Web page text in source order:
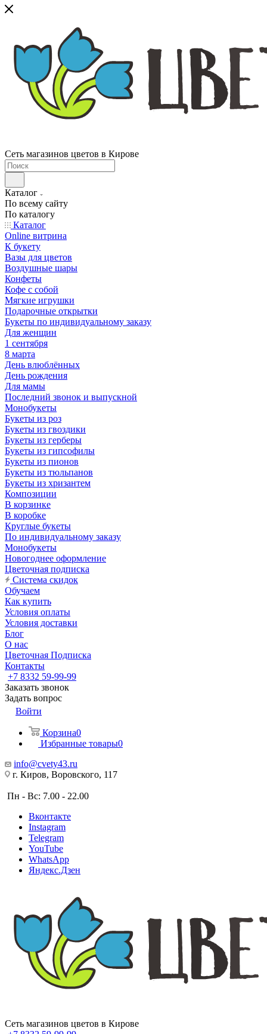
Сеть магазинов цветов в Кирове
Каталог
По всему сайту
По каталогу
Каталог
Online витрина
К букету
Вазы для цветов
Воздушные шары
Конфеты
Кофе с собой
Мягкие игрушки
Подарочные открытки
Букеты по индивидуальному заказу
Для женщин
1 сентября
8 марта
День влюблённых
День рождения
Для мамы
Последний звонок и выпускной
Монобукеты
Букеты из роз
Букеты из гвоздики
Букеты из герберы
Букеты из гипсофилы
Букеты из пионов
Букеты из тюльпанов
Букеты из хризантем
Композиции
В корзинке
В коробке
Круглые букеты
По индивидуальному заказу
Монобукеты
Новогоднее оформление
Цветочная подписка
Система скидок
Обучаем
Как купить
Условия оплаты
Условия доставки
Блог
О нас
Цветочная Подписка
Контакты
+7 8332 59-99-99
Заказать звонок
Задать вопрос
Войти
Корзина0
Избранные товары0
info@cvety43.ru
г. Киров, Воровского, 117
Пн - Вс: 7.00 - 22.00
Вконтакте
Instagram
Telegram
YouTube
WhatsApp
Яндекс.Дзен
Сеть магазинов цветов в Кирове